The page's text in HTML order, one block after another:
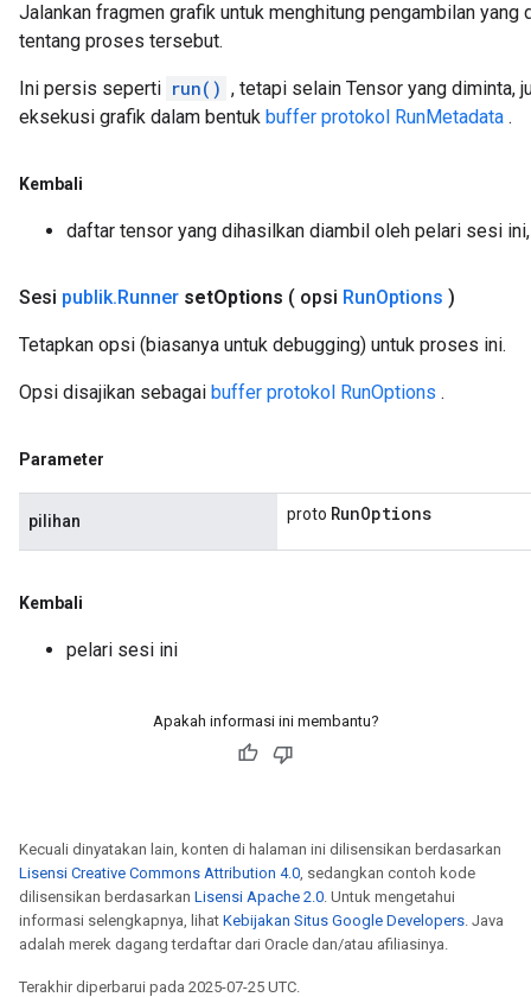
Jalankan fragmen grafik untuk menghitung pengambilan
tentang proses tersebut.
Ini persis seperti run() , tetapi selain Tensor yang diminta,
eksekusi grafik dalam bentuk buffer protokol RunMetadata .
Kembali
daftar tensor yang dihasilkan diambil oleh pelari sesi
Sesi publik.Runner setOptions ( opsi RunOptions )
Tetapkan opsi (biasanya untuk debugging) untuk proses ini.
Opsi disajikan sebagai buffer protokol RunOptions .
Parameter
pilihan proto RunOptions
Kembali
pelari sesi ini
Apakah informasi ini membantu?
Kecuali dinyatakan lain, konten di halaman ini dilisensikan berdasarkan
Lisensi Creative Commons Attribution 4.0, sedangkan contoh kode
dilisensikan berdasarkan Lisensi Apache 2.0. Untuk mengetahui
informasi selengkapnya, lihat Kebijakan Situs Google Developers. Java
adalah merek dagang terdaftar dari Oracle dan/atau afiliasinya.
Terakhir diperbarui pada 2025-07-25 UTC.